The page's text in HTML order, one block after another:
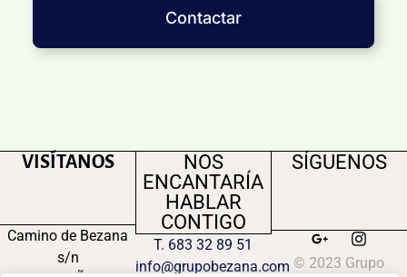
Contactar
VISÍTANOS
Camino de Bezana
s/n
NOS
ENCANTARÍA
HABLAR
CONTIGO
T. 683 32 89 51
info@grupobezana.com
SÍGUENOS
© 2023 Grupo